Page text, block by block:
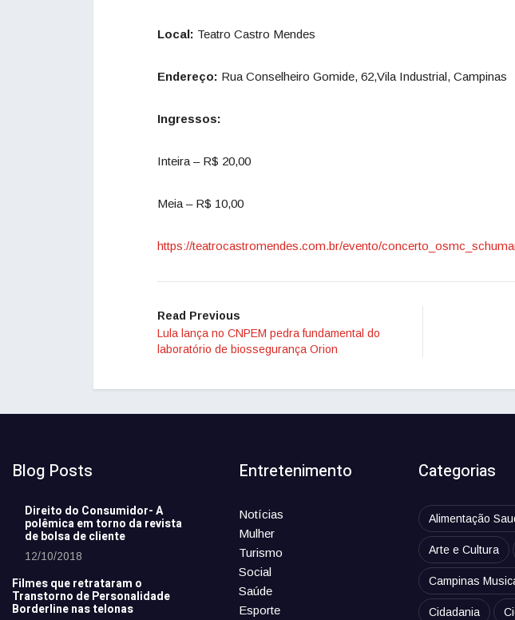
Local: Teatro Castro Mendes
Endereço: Rua Conselheiro Gomide, 62,Vila Industrial, Campinas
Ingressos:
Inteira – R$ 20,00
Meia – R$ 10,00
https://teatrocastromendes.com.br/evento/
Read Previous
Lula lança no CNPEM pedra fundamental do
laboratório de biossegurança Orion
Blog Posts
Direito do Consumidor- A
polêmica em torno da revista
de bolsa de cliente
12/10/2018
Filmes que retrataram o
Transtorno de Personalidade
Borderline nas telonas
Entretenimento
Notícias
Mulher
Turismo
Social
Saúde
Esporte
Categorias
Alimentação
Arte e Cultura
Campinas
Cidadania